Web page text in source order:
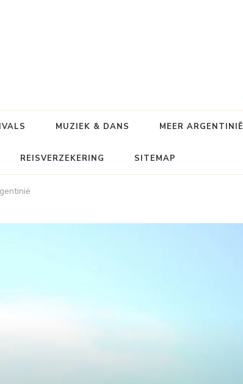
MUZIEK & DANS MEER ARGENTINIË
REISVERZEKERING SITEMAP